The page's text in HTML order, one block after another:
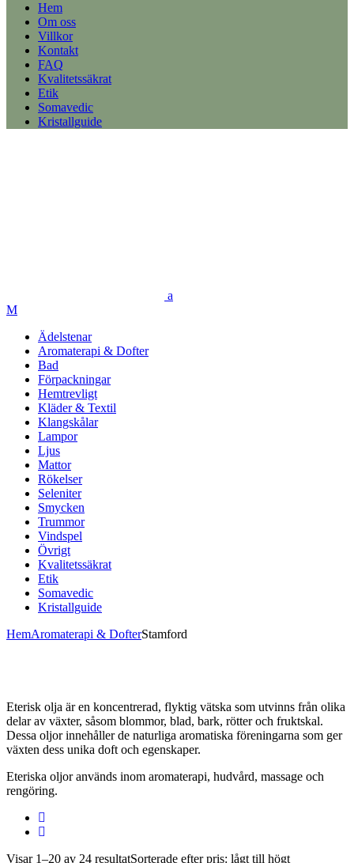
Hem
Om oss
Villkor
Kontakt
FAQ
Kvalitetssäkrat
Etik
Somavedic
Kristallguide
Ädelstenar
Aromaterapi & Dofter
Bad
Förpackningar
Hemtrevligt
Kläder & Textil
Klangskålar
Lampor
Ljus
Mattor
Rökelser
Seleniter
Smycken
Trummor
Vindspel
Övrigt
Kvalitetssäkrat
Etik
Somavedic
Kristallguide
HemAromaterapi & DofterStamford
Eterisk olja är en koncentrerad, flyktig vätska som utvinns från olika
delar av växter, såsom blommor, blad, bark, rötter och fruktskal.
Dessa oljor innehåller de naturliga aromatiska föreningarna som ger
växten dess unika doft och egenskaper.
Eteriska oljor används inom aromaterapi, hudvård, massage och
rengöring.
Visar 1–20 av 24 resultatSorterade efter pris: lågt till högt